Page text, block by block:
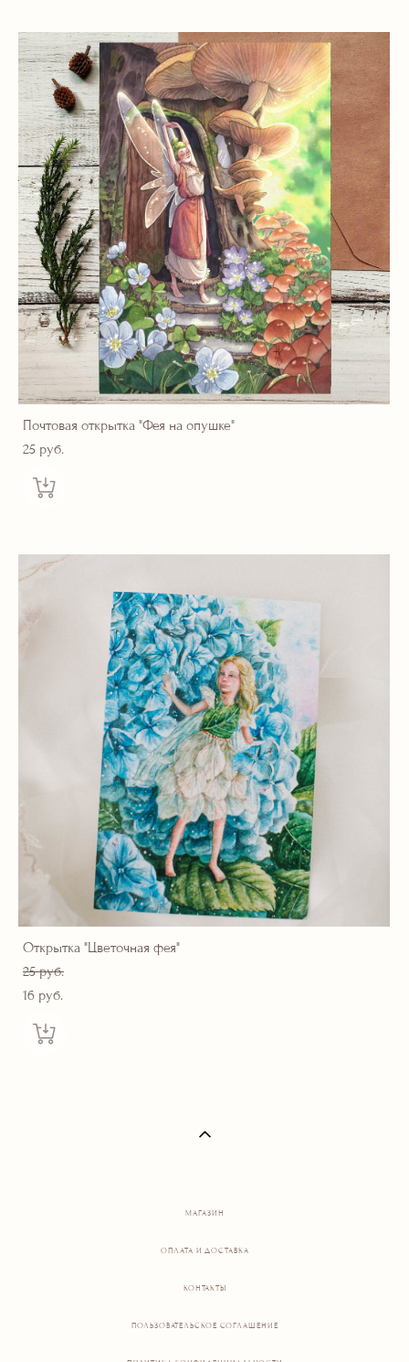
Почтовая открытка "Фея на опушке"
25 pуб.
Открытка "Цветочная фея"
25 pуб.
16 pуб.
МАГАЗИН
ОПЛАТА И ДОСТАВКА
КОНТАКТЫ
ПОЛЬЗОВАТЕЛЬСКОЕ СОГЛАШЕНИЕ